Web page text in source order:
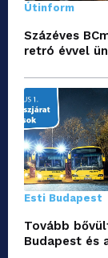
Útinform
Százéves
retró évvel
Esti Budapest
Tovább
Budapest és